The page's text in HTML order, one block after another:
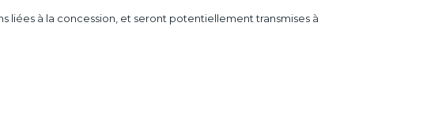
liées à la concession, et seront potentiellement transmises à